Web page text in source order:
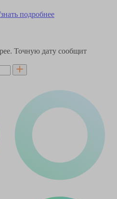
подробнее
Точную дату сообщит